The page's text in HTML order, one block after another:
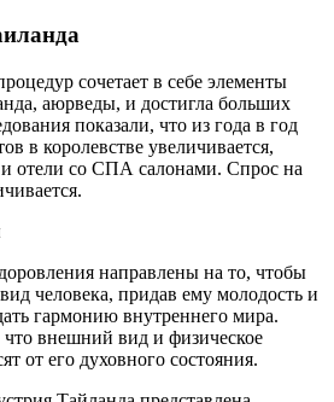
сочетает в себе элементы
аюрведы, и достигла больших
показали, что из года в год
в королевстве увеличивается,
отели со СПА салонами. Спрос на
направлены на то, чтобы
человека, придав ему молодость и
гармонию внутреннего мира.
что внешний вид и физическое
от его духовного состояния.